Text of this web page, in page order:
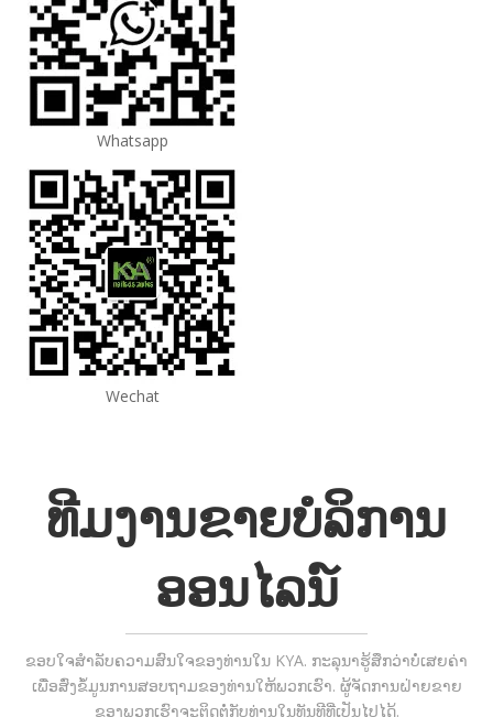
Whatsapp
Wechat
ທີມງານຂາຍບໍລິການ
ອອນໄລນ໌
ຂອບໃຈສໍາລັບຄວາມສົນໃຈຂອງທ່ານໃນ KYA. ກະລຸນາຮູ້ສຶກວ່າບໍ່ເສຍຄ່າ
ເພື່ອສົ່ງຂໍ້ມູນການສອບຖາມຂອງທ່ານໃຫ້ພວກເຮົາ. ຜູ້ຈັດການຝ່າຍຂາຍ
ຂອງພວກເຮົາຈະຕິດຕໍ່ກັບທ່ານໃນທັນທີທີ່ເປັນໄປໄດ້.